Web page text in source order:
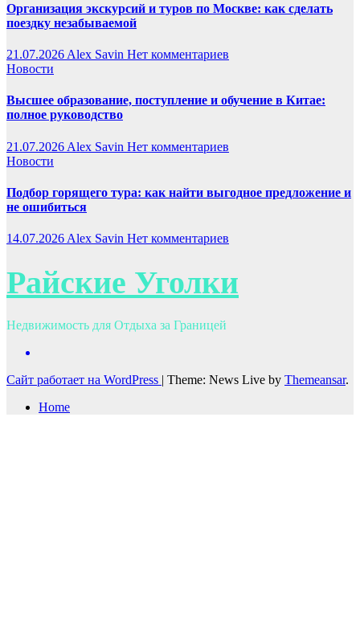
Организация экскурсий и туров по Москве: как сделать
поездку незабываемой
21.07.2026 Alex Savin Нет комментариев
Новости
Высшее образование, поступление и обучение в Китае:
полное руководство
21.07.2026 Alex Savin Нет комментариев
Новости
Подбор горящего тура: как найти выгодное предложение и
не ошибиться
14.07.2026 Alex Savin Нет комментариев
Райские Уголки
Недвижимость для Отдыха за Границей
Сайт работает на WordPress | Theme: News Live by Themeansar.
Home